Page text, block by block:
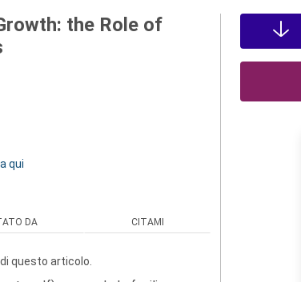
the Role of
qui
DA CITAMI
questo articolo.